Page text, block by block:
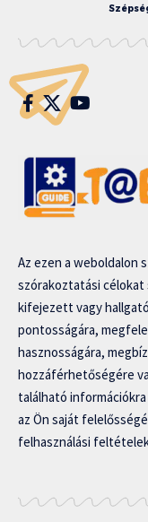
Az ezen a weboldalon
szórakoztatási célokat
kifejezett vagy
pontosságára,
hasznosságára,
hozzáférhetőségére
található
az Ön saját
felhasználási